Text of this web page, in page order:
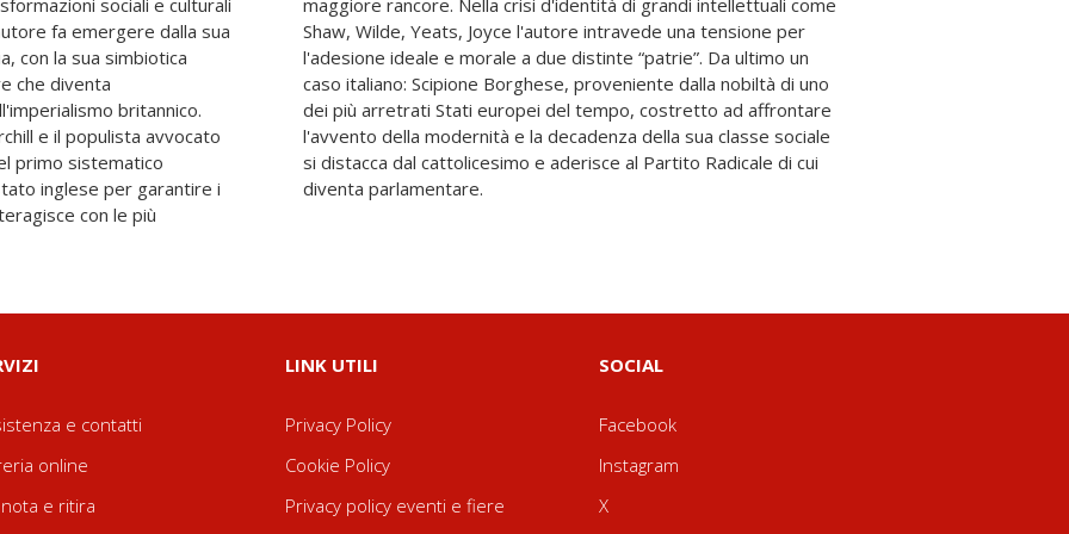
sociali e culturali
fa emergere dalla sua
con la sua simbiotica
che diventa
britannico.
e il populista avvocato
primo sistematico
inglese per garantire i
con le più
di grandi intellettuali come
una tensione per
“patrie”. Da ultimo un
nobiltà di uno
costretto ad affrontare
della sua classe sociale
Radicale di cui
diventa parlamentare.
e contatti
online
e ritira
LINK UTILI
Privacy Policy
Cookie Policy
Privacy policy eventi e fiere
SOCIAL
Facebook
Instagram
X